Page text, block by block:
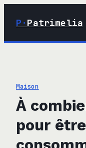
P· Patrimelia
03 · Immobilier
04 · Finance
Maison
À
pour